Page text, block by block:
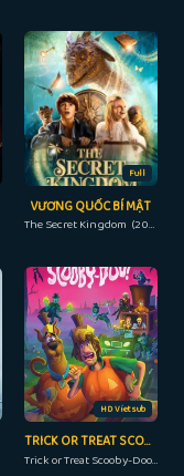
Full
VƯƠNG QUỐC BÍ MẬT
The Secret Kingdom (2017)
HD Vietsub
TRICK OR TREAT SCOOBY-DOO!
Trick or Treat Scooby-Doo! (2022)